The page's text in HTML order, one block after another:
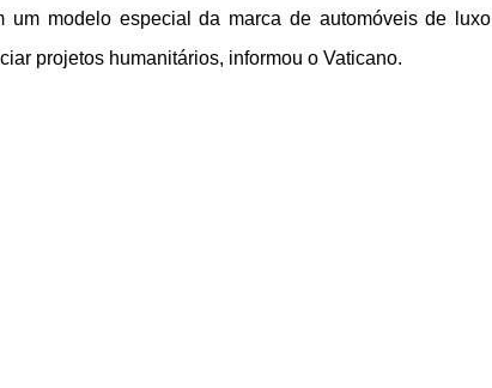
um modelo especial da marca de automóveis de luxo
projetos humanitários, informou o Vaticano.